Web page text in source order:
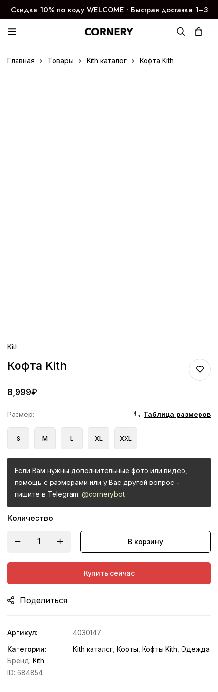
Скидка 10% по коду WELCOME ∙ Быстрая доставка 1–3
дня
Главная Товары Kith каталог Кофта Kith
Kith
Кофта Kith
8,999₽
Размер: Таблица размеров
S M L XL XXL
Если Вам нужны дополнительные фото или видео,
помощь с размерами или у Вас другой вопрос -
пишите в Telegram: @cornerybot
Количество
В корзину
Купить сейчас
Поделиться
Артикул:
4030147
Категории:
Kith каталог Кофты Кофты Kith Одежда
Бренд: Kith
ID: 684854